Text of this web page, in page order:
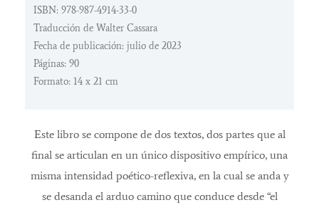
ISBN: 978-987-4914-33-0
Traducción de Walter Cassara
Fecha de publicación: julio de 2023
Páginas: 90
Formato: 14 x 21 cm
Este libro se compone de dos textos, dos partes que al
final se articulan en un único dispositivo empírico, una
misma intensidad poético-reflexiva, en la cual se anda y
se desanda el arduo camino que conduce desde “el